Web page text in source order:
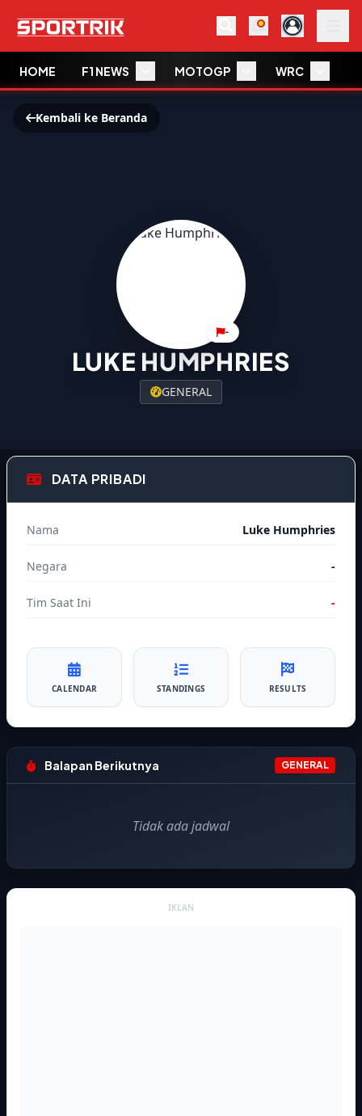
HOME F1 NEWS MOTOGP WRC
Kembali ke Beranda
-
LUKE HUMPHRIES
GENERAL
DATA PRIBADI
Nama Luke Humphries
Negara -
Tim Saat Ini -
CALENDAR STANDINGS RESULTS
Balapan Berikutnya GENERAL
Tidak ada jadwal
IKLAN